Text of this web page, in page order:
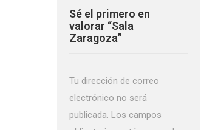
Sé el primero en
valorar “Sala
Zaragoza”
Tu dirección de correo
electrónico no será
publicada. Los campos